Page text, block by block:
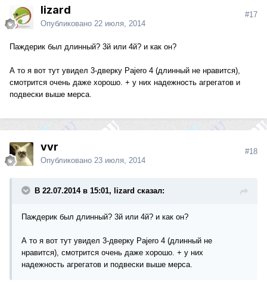
lizard
Опубликовано 22 июля, 2014
#17
Паждерик был длинный? 3й или 4й? и как он?
А то я вот тут увидел 3-дверку Pajero 4 (длинный не нравится),
смотрится очень даже хорошо. + у них надежность агрегатов и
подвески выше мерса.
vvr
Опубликовано 23 июля, 2014
#18
В 22.07.2014 в 15:01, lizard сказал:
Паждерик был длинный? 3й или 4й? и как он?
А то я вот тут увидел 3-дверку Pajero 4 (длинный не
нравится), смотрится очень даже хорошо. + у них
надежность агрегатов и подвески выше мерса.